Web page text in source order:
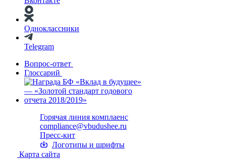
Одноклассники
Telegram
Вопрос-ответ
Глоссарий
Горячая линия комплаенс
compliance@vbudushee.ru
Пресс-кит
Логотипы и шрифты
Карта сайта